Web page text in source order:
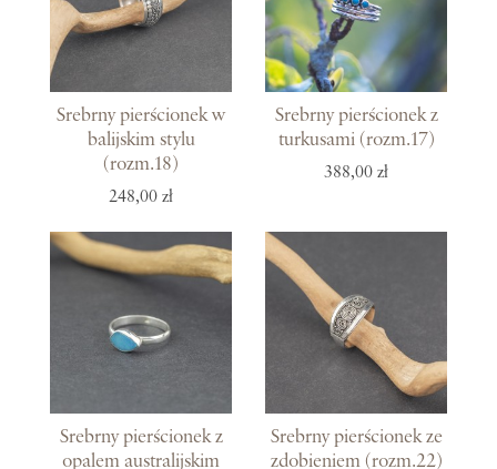
Srebrny pierścionek w
balijskim stylu
(rozm.18)
248,00 zł
Srebrny pierścionek z
turkusami (rozm.17)
388,00 zł
Srebrny pierścionek z
opalem australijskim
Srebrny pierścionek ze
zdobieniem (rozm.22)